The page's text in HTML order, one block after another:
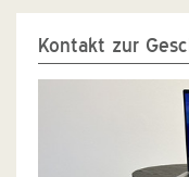
Kontakt zur